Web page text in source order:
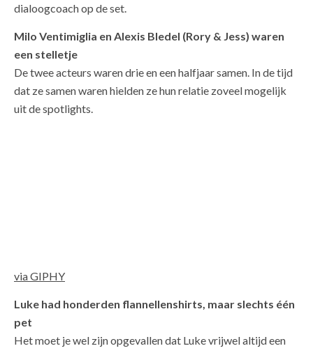
dialoogcoach op de set.
Milo Ventimiglia en Alexis Bledel (Rory & Jess) waren
een stelletje
De twee acteurs waren drie en een halfjaar samen. In de tijd
dat ze samen waren hielden ze hun relatie zoveel mogelijk
uit de spotlights.
via GIPHY
Luke had honderden flannellenshirts, maar slechts één
pet
Het moet je wel zijn opgevallen dat Luke vrijwel altijd een